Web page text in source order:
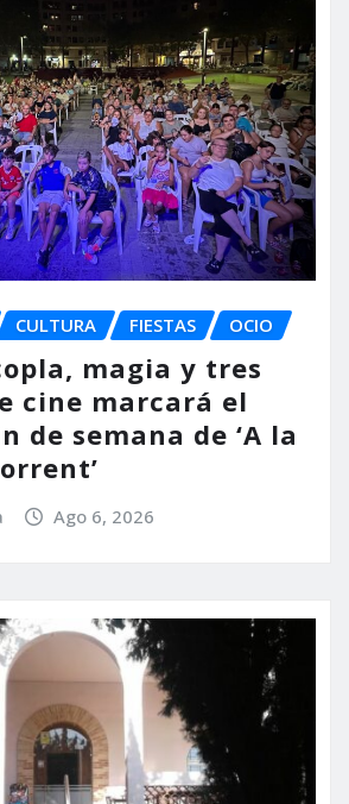
CULTURA FIESTAS OCIO
magia y tres
cine marcará el
de semana de ‘A la
Ago 6, 2026